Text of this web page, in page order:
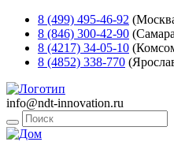
8 (499) 495-46-92
8 (846) 300-42-90
8 (4217) 34-05-10
8 (4852) 338-770
info@ndt-innovation.ru